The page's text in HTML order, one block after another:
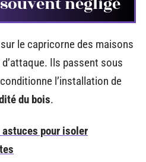
le capricorne des maisons
Ils passent sous
l’installation de
du bois.
astuces pour isoler